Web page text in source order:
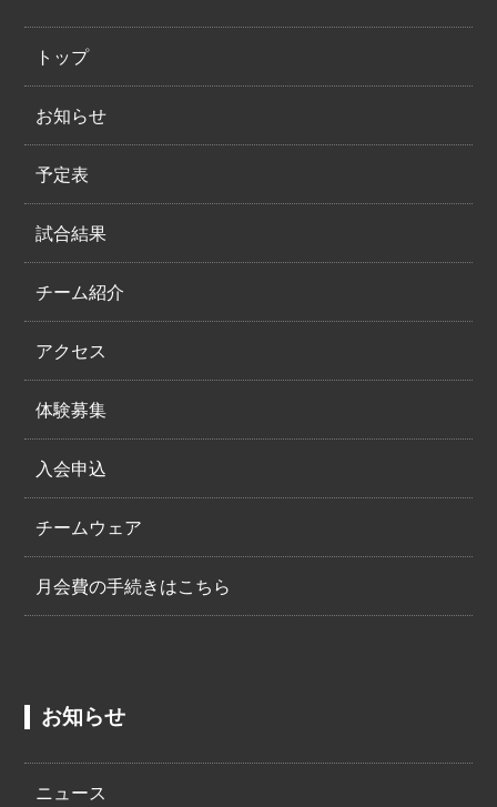
トップ
お知らせ
予定表
試合結果
チーム紹介
アクセス
体験募集
入会申込
チームウェア
月会費の手続きはこちら
お知らせ
ニュース